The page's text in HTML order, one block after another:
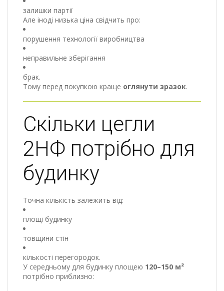
залишки партії
Але іноді низька ціна свідчить про:
порушення технології виробництва
неправильне зберігання
брак.
Тому перед покупкою краще оглянути зразок.
Скільки цегли
2НФ потрібно для
будинку
Точна кількість залежить від:
площі будинку
товщини стін
кількості перегородок.
У середньому для будинку площею 120–150 м²
потрібно приблизно: